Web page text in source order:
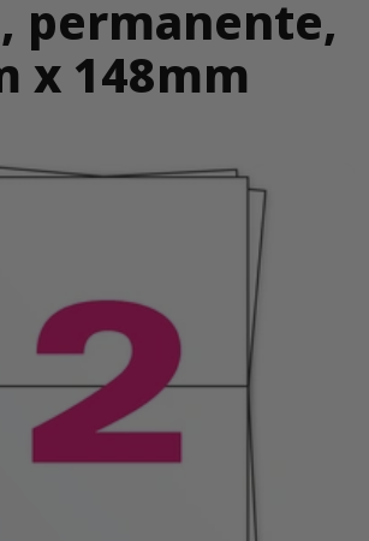
permanente,
x 148mm